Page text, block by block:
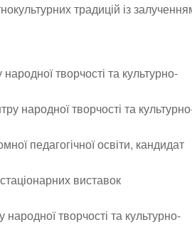
традицій із
творчості та культурно-
народної творчості та
педагогічної освіти, кандидат
виставок
творчості та культурно-